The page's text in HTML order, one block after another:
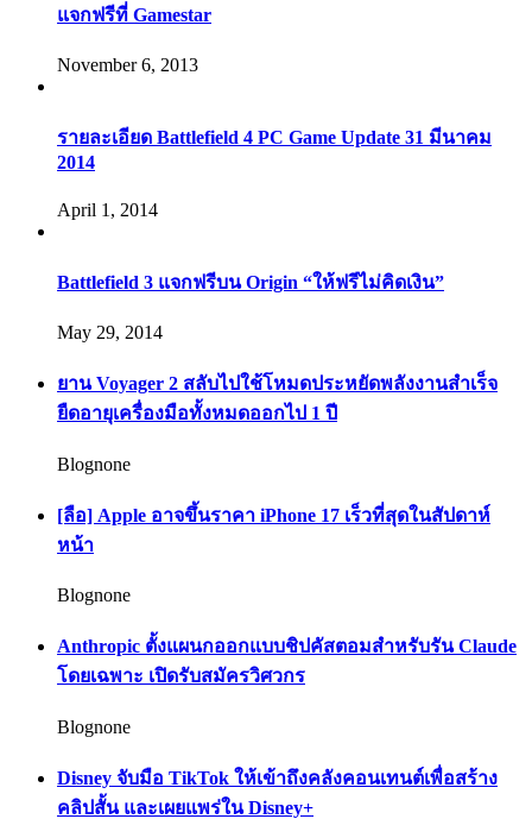
แจกฟรีที่ Gamestar
November 6, 2013
รายละเอียด Battlefield 4 PC Game Update 31 มีนาคม
2014
April 1, 2014
Battlefield 3 แจกฟรีบน Origin “ให้ฟรีไม่คิดเงิน”
May 29, 2014
ยาน Voyager 2 สลับไปใช้โหมดประหยัดพลังงานสำเร็จ
ยืดอายุเครื่องมือทั้งหมดออกไป 1 ปี
Blognone
[ลือ] Apple อาจขึ้นราคา iPhone 17 เร็วที่สุดในสัปดาห์
หน้า
Blognone
Anthropic ตั้งแผนกออกแบบชิปคัสตอมสำหรับรัน Claude
โดยเฉพาะ เปิดรับสมัครวิศวกร
Blognone
Disney จับมือ TikTok ให้เข้าถึงคลังคอนเทนต์เพื่อสร้าง
คลิปสั้น และเผยแพร่ใน Disney+